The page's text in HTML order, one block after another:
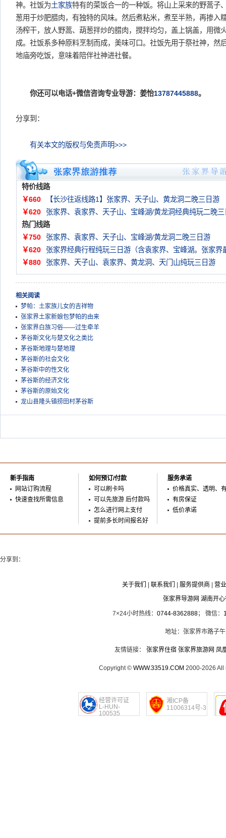
神。社饭为土家族特有的菜饭合一的一种饭。将山上采来的野蒿子
葱用于炒肥腊肉，有独特的风味。然后煮粘米，煮至半熟，再掺入
汤榨干，放人野蒿、葫葱拌炒的腊肉，搅拌均匀，盖上锅盖，用微
成。社饭系多种原料烹制而成，美味可口。社饭先用于祭社神，然
地庙旁吃饭，意味着陪伴社神进社餐。
你还可以电话+微信咨询专业导游：姜怡13787445888。
分享到：
有关本文的版权与免责声明>>>
特价线路
￥660
【长沙往返线路1】张家界、天子山、黄龙洞二晚三日游
￥620
张家界、袁家界、天子山、宝峰湖/黄龙洞经典纯玩二晚三
热门线路
￥750
张家界、袁家界、天子山、宝峰湖/黄龙洞二晚三日游
￥620
张家界经典行程纯玩三日游（含袁家界、宝峰湖。张家界
￥880
张家界、天子山、袁家界、黄龙洞、天门山纯玩三日游
相关阅读
梦帕：土家族儿女的吉祥物
张家界土家新娘包梦帕的由来
张家界白族习俗——过生牵羊
茅谷斯文化与楚文化之类比
茅谷斯地理与楚地理
茅谷斯的社会文化
茅谷斯中的性文化
茅谷斯的经济文化
茅谷斯的原始文化
龙山县隆头镇捞田村茅谷斯
新手指南
网站订购流程
快速查找所需信息
如何预订/付款
可以刷卡吗
可以先旅游 后付款吗
怎么进行网上支付
提前多长时间报名好
服务承诺
价格真实、透明、
有房保证
低价承诺
分享到：
关于我们 联系我们 服务提供商
营
张家界导游网 湖南开
7×24小时热线： 0744-8362888； 微信：
地址：张家界市路子
友情链接： 张家界住宿 张家界旅游网 凤
Copyright © WWW.33519.COM 2000-2026 All
经营许可证
L-HUN-
100535
湘ICP备
11006314号-3